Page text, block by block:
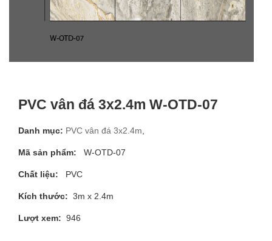
PVC vân đá 3x2.4m W-OTD-07
Danh mục: PVC vân đá 3x2.4m
Mã sản phẩm: W-OTD-07
Chất liệu: PVC
Kích thước: 3m x 2.4m
Lượt xem: 946